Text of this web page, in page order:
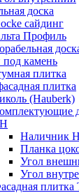
доска
сайдинг
Профиль
камень
плитка
плитка
(Hauberk)
Наличник
Планка
Угол
Угол